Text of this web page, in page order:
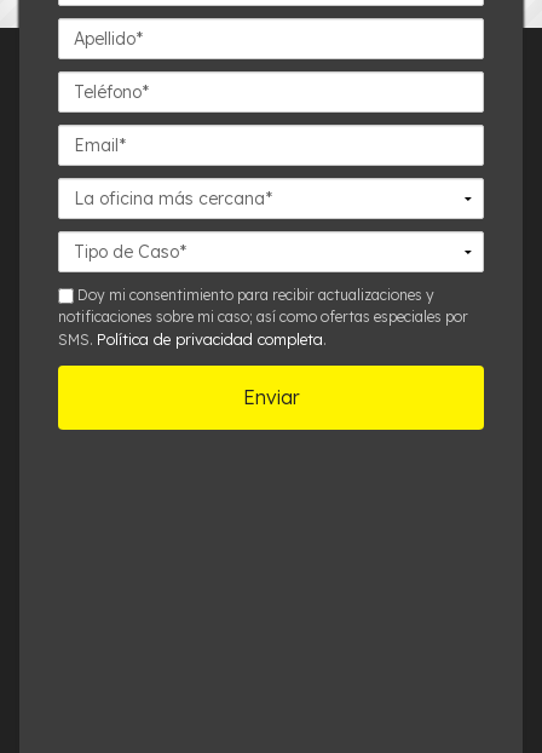
Apellido*
Teléfono*
Email*
La
oficina
más
cercana*
Detalles
del
Caso*
smsDoy mi consentimiento para recibir actualizaciones y
notificaciones sobre mi caso; así como ofertas especiales por
SMS. Política de privacidad completa.